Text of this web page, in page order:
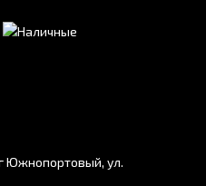
Южнопортовый, ул.